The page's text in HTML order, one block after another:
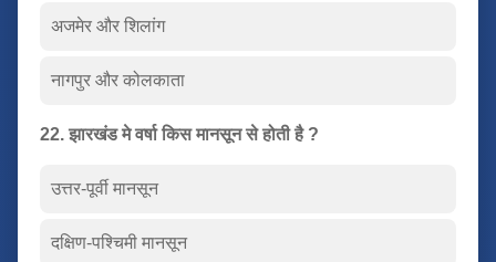
अजमेर और शिलांग
नागपुर और कोलकाता
22. झारखंड मे वर्षा किस मानसून से होती है ?
उत्तर-पूर्वी मानसून
दक्षिण-पश्चिमी मानसून